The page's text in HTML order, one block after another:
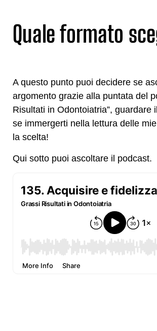
Quale formato
A questo punto puoi decidere se
argomento grazie alla puntata del
Risultati in Odontoiatria”, guardare
se immergerti nella lettura delle
la scelta!
Qui sotto puoi ascoltare il podcast.